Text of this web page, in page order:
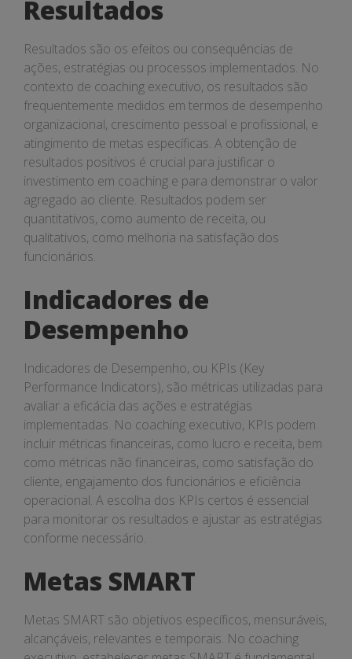
Resultados
Resultados são os efeitos ou consequências de
ações, estratégias ou processos implementados. No
contexto de coaching executivo, os resultados são
frequentemente medidos em termos de desempenho
organizacional, crescimento pessoal e profissional, e
atingimento de metas específicas. A obtenção de
resultados positivos é crucial para justificar o
investimento em coaching e para demonstrar o valor
agregado ao cliente. Resultados podem ser
quantitativos, como aumento de receita, ou
qualitativos, como melhoria na satisfação dos
funcionários.
Indicadores de
Desempenho
Indicadores de Desempenho, ou KPIs (Key
Performance Indicators), são métricas utilizadas para
avaliar a eficácia das ações e estratégias
implementadas. No coaching executivo, KPIs podem
incluir métricas financeiras, como lucro e receita, bem
como métricas não financeiras, como satisfação do
cliente, engajamento dos funcionários e eficiência
operacional. A escolha dos KPIs certos é essencial
para monitorar os resultados e ajustar as estratégias
conforme necessário.
Metas SMART
Metas SMART são objetivos específicos, mensuráveis,
alcançáveis, relevantes e temporais. No coaching